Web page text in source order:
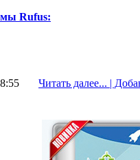
Rufus:
Читать далее... |